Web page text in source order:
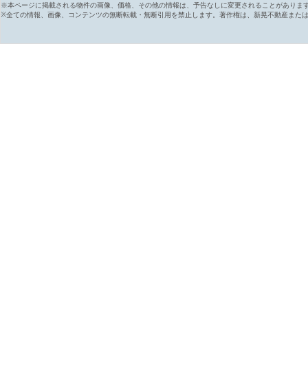
※本ページに掲載される物件の画像、価格、その他の情報は、予告なしに変更されることがありま
※全ての情報、画像、コンテンツの無断転載・無断引用を禁止します。著作権は、新晃不動産また